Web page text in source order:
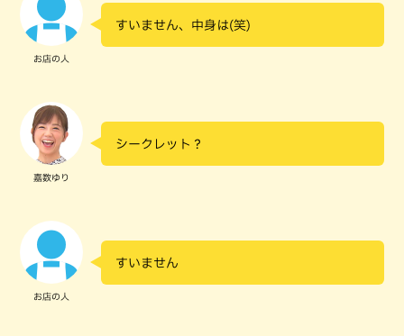
お店の人
すいません、中身は(笑)
嘉数ゆり
シークレット？
お店の人
すいません